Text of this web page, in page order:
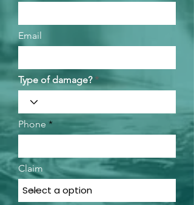
Email
Type of damage?
Phone
Claim